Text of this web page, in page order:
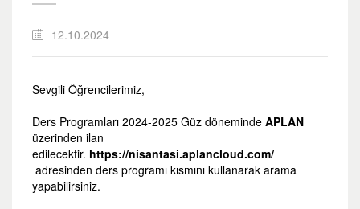
12.10.2024
Sevgili Öğrencilerimiz,
Ders Programları 2024-2025 Güz döneminde APLAN
üzerinden ilan
edilecektir. https://nisantasi.aplancloud.com/
adresinden ders programı kısmını kullanarak arama
yapabilirsiniz.